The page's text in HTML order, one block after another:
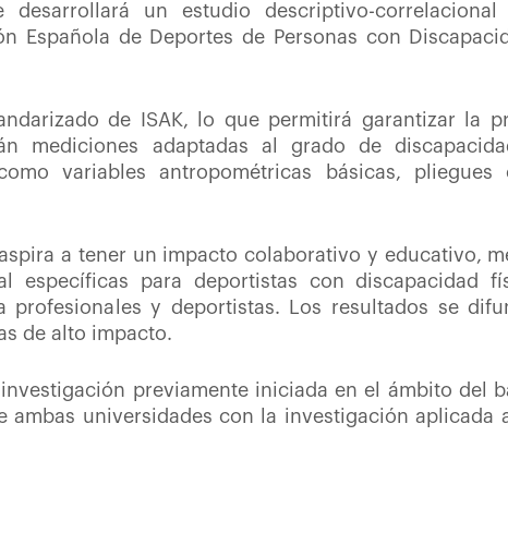
un estudio descriptivo-
Española de Deportes de Personas con
de ISAK, lo que permitirá garantizar la
mediciones adaptadas al grado de
variables antropométricas básicas, pliegues
a tener un impacto colaborativo y educativo,
específicas para deportistas con discapacidad
y deportistas. Los resultados se
de alto impacto.
previamente iniciada en el ámbito del
universidades con la investigación aplicada